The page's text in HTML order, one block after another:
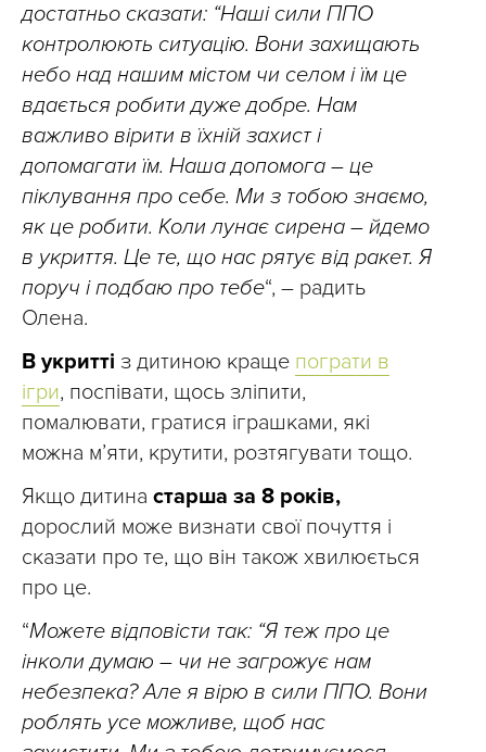
достатньо сказати: “Наші сили ППО
контролюють ситуацію. Вони захищають
небо над нашим містом чи селом і їм це
вдається робити дуже добре. Нам
важливо вірити в їхній захист і
допомагати їм. Наша допомога – це
піклування про себе. Ми з тобою знаємо,
як це робити. Коли лунає сирена – йдемо
в укриття. Це те, що нас рятує від ракет. Я
поруч і подбаю про тебе“, – радить
Олена.
В укритті з дитиною краще пограти в
ігри, поспівати, щось зліпити,
помалювати, гратися іграшками, які
можна м’яти, крутити, розтягувати тощо.
Якщо дитина старша за 8 років,
дорослий може визнати свої почуття і
сказати про те, що він також хвилюється
про це.
“Можете відповісти так: “Я теж про це
інколи думаю – чи не загрожує нам
небезпека? Але я вірю в сили ППО. Вони
роблять усе можливе, щоб нас